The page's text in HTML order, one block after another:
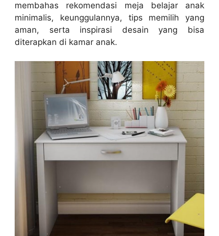
membahas rekomendasi meja belajar anak
minimalis, keunggulannya, tips memilih yang
aman, serta inspirasi desain yang bisa
diterapkan di kamar anak.